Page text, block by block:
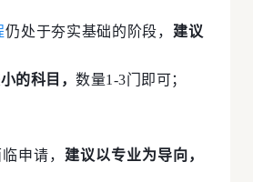
仍处于夯实基础的阶段， 建议
的科目， 数量1-3门即可；
申请， 建议以专业为导向，